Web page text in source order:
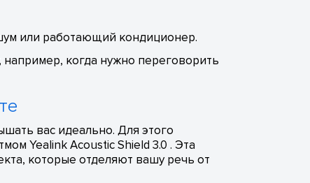
или работающий кондиционер.
когда нужно переговорить
вас идеально. Для этого
Yealink Acoustic Shield 3.0 . Эта
которые отделяют вашу речь от